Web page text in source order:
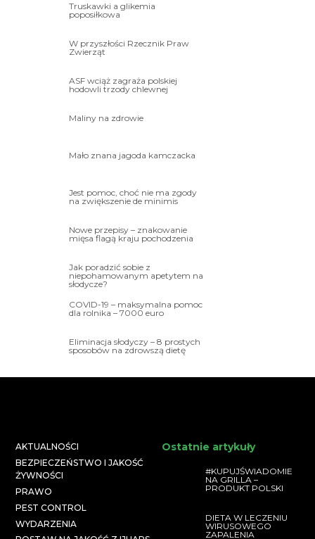
Truskawki a glikemia
poposiłkowa
W przyszłości Rzecznik Praw
Zwierząt
ASF wciąż zagraża polskiej
hodowli trzody chlewnej
Maliny na zdrowie
Mało znana jagoda kamczacka
Jest pomoc, choć nie ma zgody
na zwiększenie de minimis
Nowe przepisy – znakowanie
mięsa flagą kraju pochodzenia
Jak poradzić sobie z
niepohamowanym apetytem na
słodycze?
COVID-19 – maksymalna pomoc
dla rolnika – 7000 euro
Eliminacja słodyczy – 8 prostych
sposobów na zdrowszą dietę
AKTUALNOŚCI
BEZPIECZEŃSTWO I JAKOŚĆ
ŻYWNOŚCI
PRAWO
PEST CONTROL
WYDARZENIA
Ostatnie artykuły
#KUPUJŚWIADOMIE
NA GRILLA –
PRODUKT POLSKI
DIETA W LECZENIU
WIRUSOWEGO
ZAPALENIA